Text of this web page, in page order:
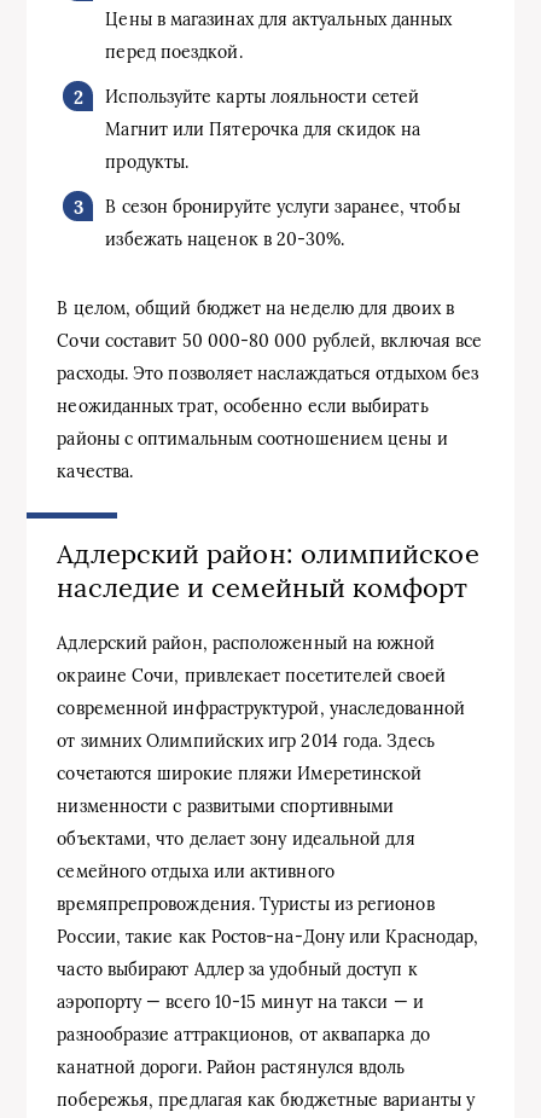
Цены в магазинах для актуальных данных
перед поездкой.
Используйте карты лояльности сетей
Магнит или Пятерочка для скидок на
продукты.
В сезон бронируйте услуги заранее, чтобы
избежать наценок в 20-30%.
В целом, общий бюджет на неделю для двоих в
Сочи составит 50 000-80 000 рублей, включая все
расходы. Это позволяет наслаждаться отдыхом без
неожиданных трат, особенно если выбирать
районы с оптимальным соотношением цены и
качества.
Адлерский район: олимпийское
наследие и семейный комфорт
Адлерский район, расположенный на южной
окраине Сочи, привлекает посетителей своей
современной инфраструктурой, унаследованной
от зимних Олимпийских игр 2014 года. Здесь
сочетаются широкие пляжи Имеретинской
низменности с развитыми спортивными
объектами, что делает зону идеальной для
семейного отдыха или активного
времяпрепровождения. Туристы из регионов
России, такие как Ростов-на-Дону или Краснодар,
часто выбирают Адлер за удобный доступ к
аэропорту — всего 10-15 минут на такси — и
разнообразие аттракционов, от аквапарка до
канатной дороги. Район растянулся вдоль
побережья, предлагая как бюджетные варианты у